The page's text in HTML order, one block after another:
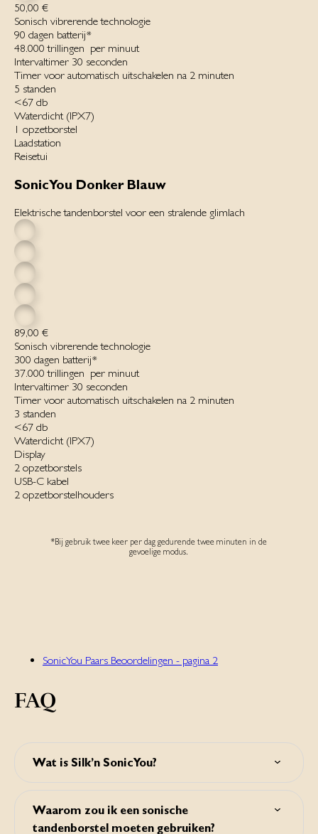
50,00 €
Sonisch vibrerende technologie
90 dagen batterij*‌
48.000 trillingen ‌ per minuut‌
Intervaltimer 30 seconden
Timer voor automatisch uitschakelen na 2 minuten
5 standen‌
<67 db
Waterdicht ‌(IPX7)‌
1 opzetborstel
Laadstation
Reisetui
SonicYou Donker Blauw
Elektrische tandenborstel voor een stralende glimlach
89,00 €
Sonisch vibrerende technologie
300 dagen batterij*‌
37.000 trillingen ‌ per minuut‌
Intervaltimer 30 seconden
Timer voor automatisch uitschakelen na 2 minuten
3 standen‌
<67 db
Waterdicht ‌(IPX7)‌
Display
2 opzetborstels
USB-C kabel
2 opzetborstelhouders
*Bij gebruik twee keer per dag gedurende twee minuten in de
gevoelige modus.‌
SonicYou Paars Beoordelingen - pagina 2
FAQ
Wat is Silk’n SonicYou?
schonere en wittere tanden. Het verwijdert effectief
tandplak, zorgt voor gezonder tandvlees en maakt tanden
zichtbaar witter.
Waarom zou ik een sonische
tandenborstel moeten gebruiken?